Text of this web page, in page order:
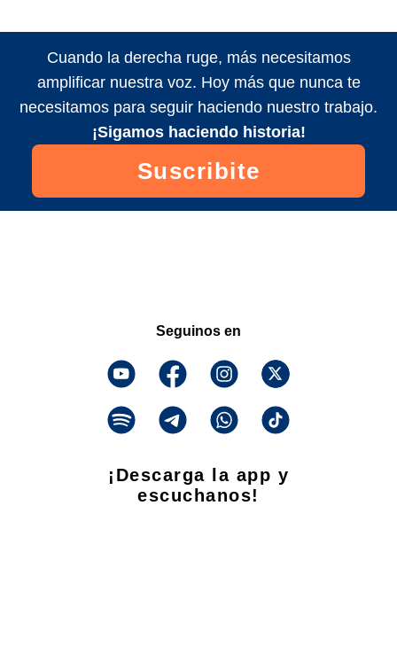
Cuando la derecha ruge, más necesitamos
amplificar nuestra voz. Hoy más que nunca te
necesitamos para seguir haciendo nuestro trabajo.
¡Sigamos haciendo historia!
Suscribite
Seguinos en
¡Descarga la app y
escuchanos!